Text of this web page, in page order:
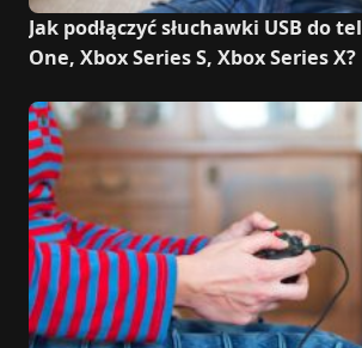
Jak podłączyć słuchawki USB do
One, Xbox Series S, Xbox Series X?